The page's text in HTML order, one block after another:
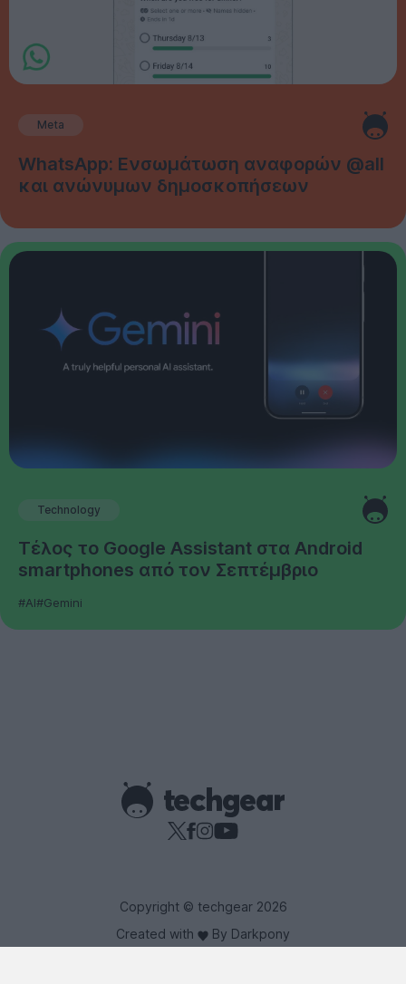
Meta
WhatsApp: Ενσωμάτωση αναφορών @all
και ανώνυμων δημοσκοπήσεων
Technology
Τέλος το Google Assistant στα Android
smartphones από τον Σεπτέμβριο
#AI#Gemini
Copyright © techgear 2026
Created with
By Darkpony